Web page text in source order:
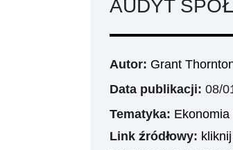
AUDYT
Autor: Grant
Data publikacji: 08/
Tematyka: Ekonomia
Link źródłowy: